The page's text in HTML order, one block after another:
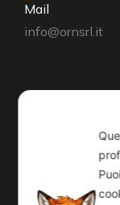
Mail
info@ornsrl.it